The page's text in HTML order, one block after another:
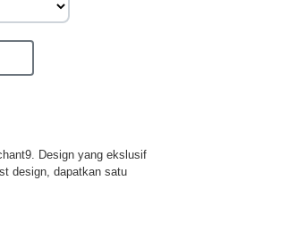
Design yang ekslusif
design, dapatkan satu